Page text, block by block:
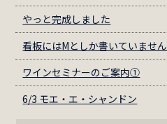
やっと完成しました
看板にはМとしか書いていません
ワインセミナーのご案内①
6/3 モエ・エ・シャンドン